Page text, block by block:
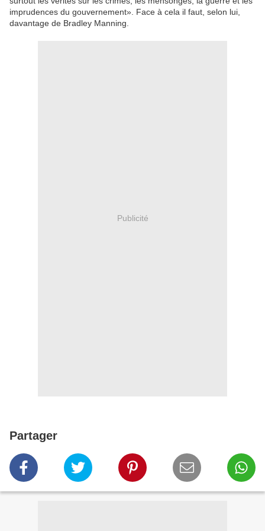
imprudences du gouvernement». Face à cela il faut, selon lui,
davantage de Bradley Manning.
Publicité
Partager